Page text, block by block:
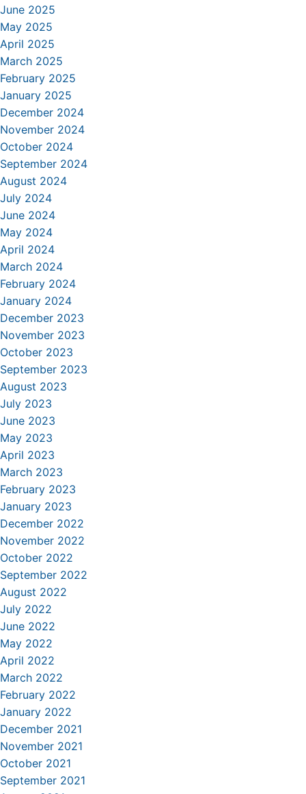
June 2025
May 2025
April 2025
March 2025
February 2025
January 2025
December 2024
November 2024
October 2024
September 2024
August 2024
July 2024
June 2024
May 2024
April 2024
March 2024
February 2024
January 2024
December 2023
November 2023
October 2023
September 2023
August 2023
July 2023
June 2023
May 2023
April 2023
March 2023
February 2023
January 2023
December 2022
November 2022
October 2022
September 2022
August 2022
July 2022
June 2022
May 2022
April 2022
March 2022
February 2022
January 2022
December 2021
November 2021
October 2021
September 2021